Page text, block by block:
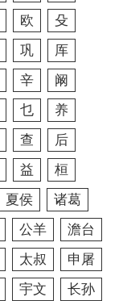
欧
殳
巩
厍
辛
阚
乜
养
查
后
益
桓
夏侯
诸葛
公羊
澹台
太叔
申屠
宇文
长孙